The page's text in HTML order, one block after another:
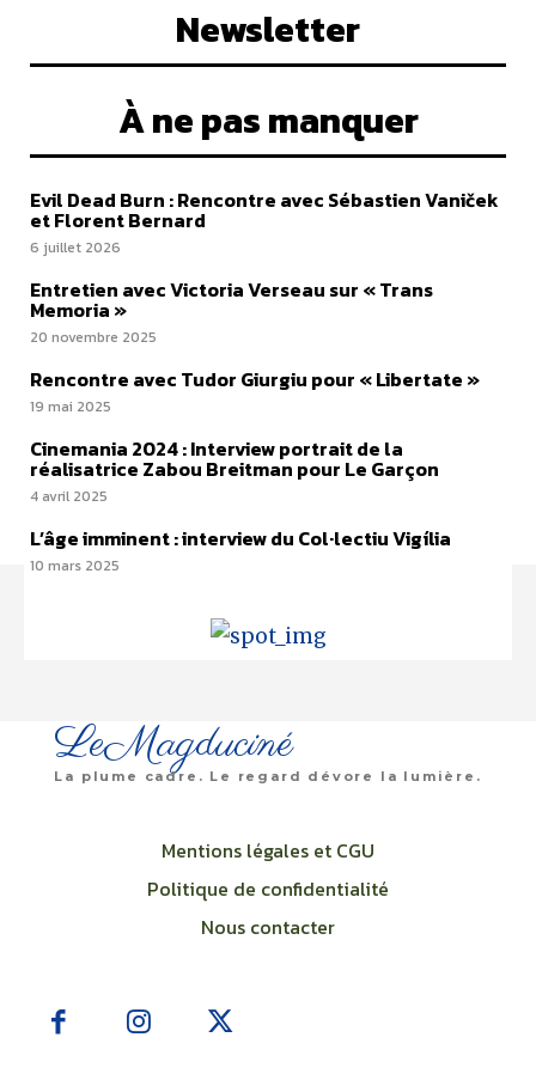
Newsletter
À ne pas manquer
Evil Dead Burn : Rencontre avec Sébastien Vaniček
et Florent Bernard
6 juillet 2026
Entretien avec Victoria Verseau sur « Trans
Memoria »
20 novembre 2025
Rencontre avec Tudor Giurgiu pour « Libertate »
19 mai 2025
Cinemania 2024 : Interview portrait de la
réalisatrice Zabou Breitman pour Le Garçon
4 avril 2025
L’âge imminent : interview du Col·lectiu Vigília
10 mars 2025
LeMagduciné
La plume cadre. Le regard dévore la lumière.
Mentions légales et CGU
Politique de confidentialité
Nous contacter